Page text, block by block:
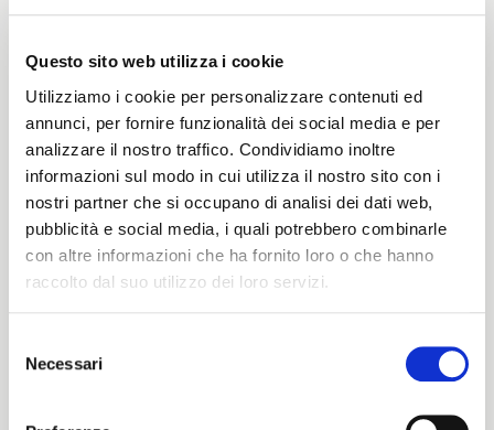
Questo sito web utilizza i cookie
Utilizziamo i cookie per personalizzare contenuti ed
annunci, per fornire funzionalità dei social media e per
analizzare il nostro traffico. Condividiamo inoltre
informazioni sul modo in cui utilizza il nostro sito con i
nostri partner che si occupano di analisi dei dati web,
pubblicità e social media, i quali potrebbero combinarle
con altre informazioni che ha fornito loro o che hanno
raccolto dal suo utilizzo dei loro servizi.
delNecessari